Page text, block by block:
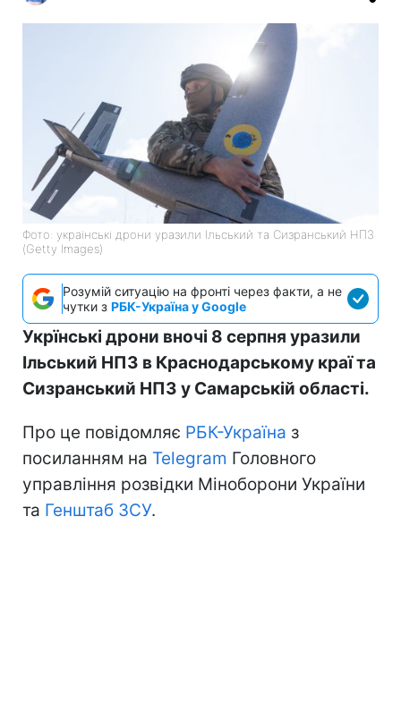
Фото: українські дрони уразили Ільський та Сизранський НПЗ
(Getty Images)
Розумій ситуацію на фронті через факти, а не
чутки з РБК-Україна у Google
Укрїнські дрони вночі 8 серпня уразили
Ільський НПЗ в Краснодарському краї та
Сизранський НПЗ у Самарській області.
Про це повідомляє РБК-Україна з
посиланням на Telegram Головного
управління розвідки Міноборони України
та Генштаб ЗСУ.